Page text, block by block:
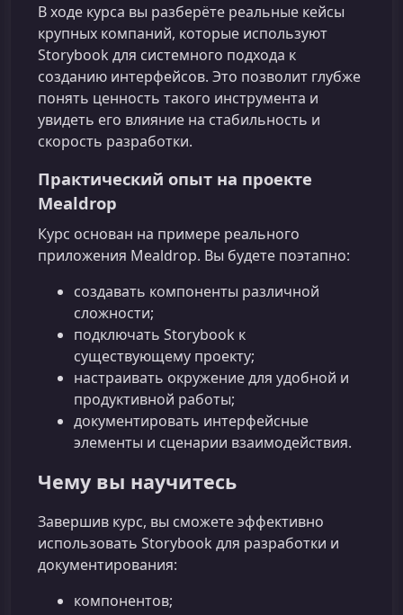
В ходе курса вы разберёте реальные кейсы
крупных компаний, которые используют
Storybook для системного подхода к
созданию интерфейсов. Это позволит глубже
понять ценность такого инструмента и
увидеть его влияние на стабильность и
скорость разработки.
Практический опыт на проекте
Mealdrop
Курс основан на примере реального
приложения Mealdrop. Вы будете поэтапно:
создавать компоненты различной
сложности;
подключать Storybook к
существующему проекту;
настраивать окружение для удобной и
продуктивной работы;
документировать интерфейсные
элементы и сценарии взаимодействия.
Чему вы научитесь
Завершив курс, вы сможете эффективно
использовать Storybook для разработки и
документирования:
компонентов;